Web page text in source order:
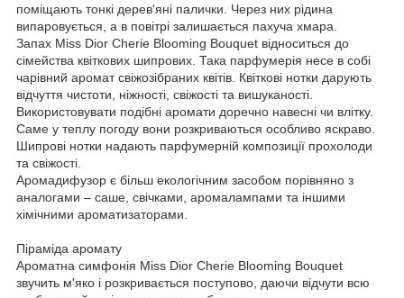
поміщають тонкі дерев'яні палички. Через них рідина
випаровується, а в повітрі залишається пахуча хмара.
Запах Miss Dior Cherie Blooming Bouquet відноситься до
сімейства квіткових шипрових. Така парфумерія несе в собі
чарівний аромат свіжозібраних квітів. Квіткові нотки дарують
відчуття чистоти, ніжності, свіжості та вишуканості.
Використовувати подібні аромати доречно навесні чи влітку.
Саме у теплу погоду вони розкриваються особливо яскраво.
Шипрові нотки надають парфумерній композиції прохолоди
та свіжості.
Аромадифузор є більш екологічним засобом порівняно з
аналогами – саше, свічками, аромалампами та іншими
хімічними ароматизаторами.
Піраміда аромату
Ароматна симфонія Miss Dior Cherie Blooming Bouquet
звучить м'яко і розкривається поступово, даючи відчути всю